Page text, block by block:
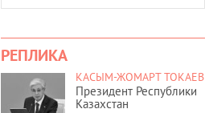
РЕПЛИКА
КАСЫМ-ЖОМАРТ ТОКАЕВ
Президент Республики
Казахстан